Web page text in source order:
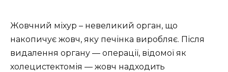
Жовчний міхур – невеликий орган, що
накопичує жовч, яку печінка виробляє. Після
видалення органу — операції, відомої як
холецистектомія — жовч надходить